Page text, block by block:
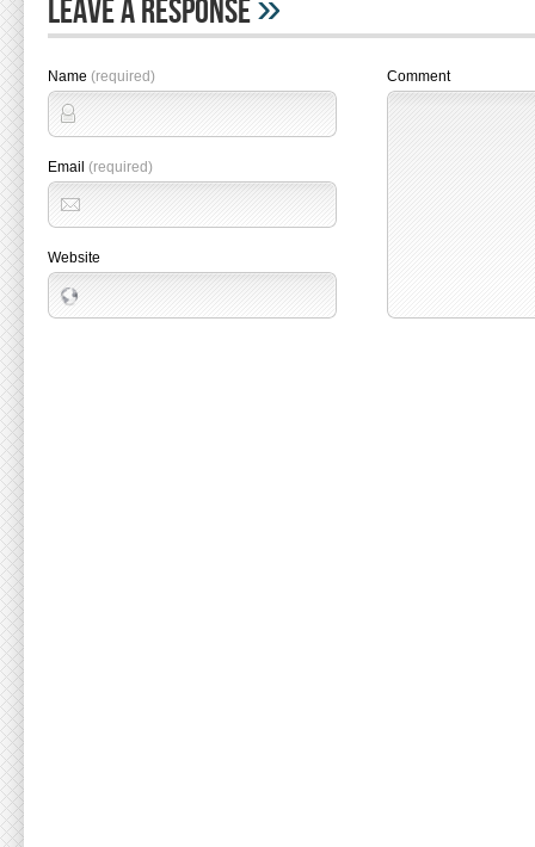
Leave A Response
Name (required)
Email (required)
Website
Comment